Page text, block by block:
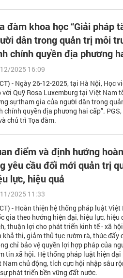
đàm khoa học “Giải pháp
dân trong quản trị môi
chính quyền địa phương
2025 16:09
- Ngày 26-12-2025, tại Hà Nội, Học
với Quỹ Rosa Luxemburg tại Việt Nam
sự tham gia của người dân trong
chính quyền địa phương hai cấp”.
chủ trì Tọa đàm.
điểm và định hướng
yêu cầu đổi mới quản trị
lực, hiệu quả
2025 11:33
- Hoàn thiện hệ thống pháp luật
gia theo hướng hiện đại, hiệu lực,
thuận lợi cho phát triển kinh tế - xã
khả thi, giảm thủ tục rườm rà, thúc đẩy
chỉ bảo vệ quyền lợi hợp pháp của
tin xã hội. Hệ thống pháp luật hiện
Nam chủ động, tích cực hội nhập sâu
phát triển bền vững đất nước.